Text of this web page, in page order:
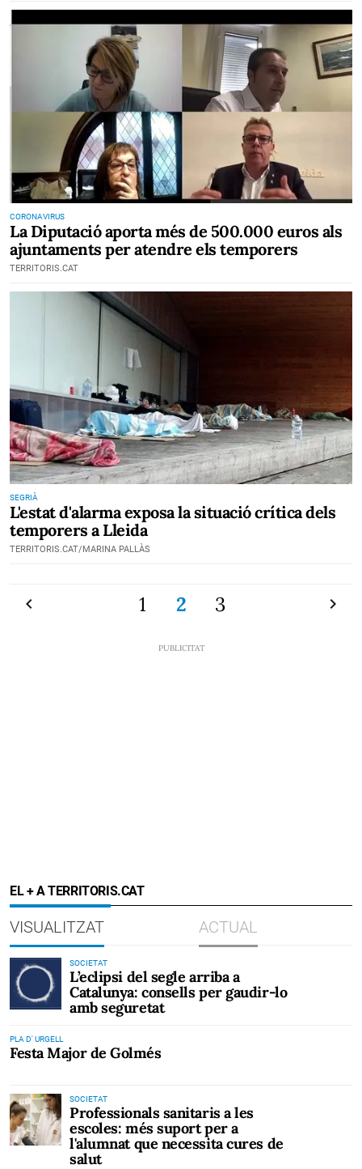
CORONAVIRUS
La Diputació aporta més de 500.000 euros als
ajuntaments per atendre els temporers
TERRITORIS.CAT
SEGRIÀ
L'estat d'alarma exposa la situació crítica dels
temporers a Lleida
TERRITORIS.CAT/MARINA PALLÀS
Previ 1 2 3
EL + A TERRITORIS.CAT
VISUALITZAT ACTUAL
SOCIETAT
L’eclipsi del segle arriba a
Catalunya: consells per gaudir-lo
amb seguretat
PLA D' URGELL
Festa Major de Golmés
SOCIETAT
Professionals sanitaris a les
escoles: més suport per a
l'alumnat que necessita cures de
salut